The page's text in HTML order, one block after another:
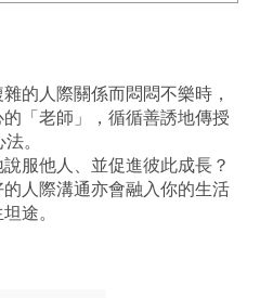
的人際關係而悶悶不樂時，
「老師」，循循善誘地傳授
。
服他人、並促進彼此成長？
人際溝通亦會融入你的生活
途。